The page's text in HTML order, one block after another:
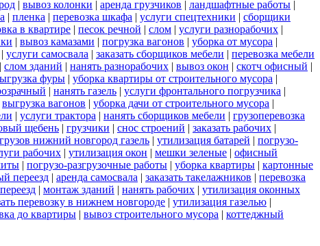
| вывоз колонки | аренда грузчиков | ландшафтные работы |
| пленка | перевозка шкафа | услуги спецтехники | сборщики
в квартире | песок речной | слом | услуги разнорабочих |
| вывоз камазами | погрузка вагонов | уборка от мусора |
| услуги самосвала | заказать сборщиков мебели | перевозка мебели
| слом зданий | нанять разнорабочих | вывоз окон | скотч офисный |
фуры | уборка квартиры от строительного мусора |
| нанять газель | услуги фронтального погрузчика |
выгрузка вагонов | уборка дачи от строительного мусора |
| услуги трактора | нанять сборщиков мебели | грузоперевозка
щебень | грузчики | снос строений | заказать рабочих |
нижний новгород газель | утилизация батарей | погрузо-
рабочих | утилизация окон | мешки зеленые | офисный
| погрузо-разгрузочные работы | уборка квартиры | картонные
переезд | аренда самосвала | заказать такелажников | перевозка
переезд | монтаж зданий | нанять рабочих | утилизация оконных
перевозку в нижнем новгороде | утилизация газелью |
до квартиры | вывоз строительного мусора | коттеджный